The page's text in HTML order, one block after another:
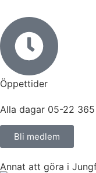
Öppettider
Alla dagar 05-22
Bli medlem
Annat att göra i